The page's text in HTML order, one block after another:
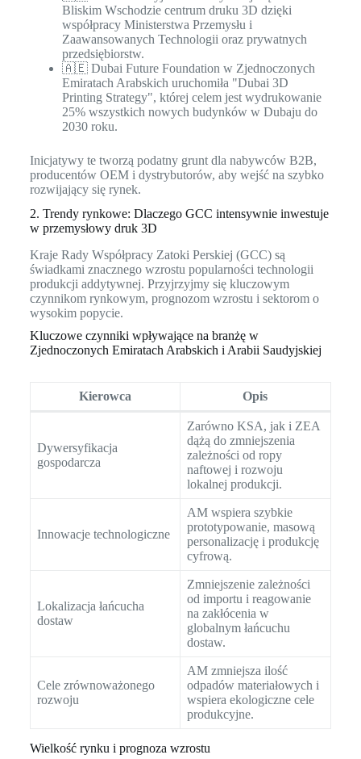
Bliskim Wschodzie centrum druku 3D dzięki
współpracy Ministerstwa Przemysłu i
Zaawansowanych Technologii oraz prywatnych
przedsiębiorstw.
🇦🇪 Dubai Future Foundation w Zjednoczonych
Emiratach Arabskich uruchomiła "Dubai 3D
Printing Strategy", której celem jest wydrukowanie
25% wszystkich nowych budynków w Dubaju do
2030 roku.
Inicjatywy te tworzą podatny grunt dla nabywców B2B,
producentów OEM i dystrybutorów, aby wejść na szybko
rozwijający się rynek.
2. Trendy rynkowe: Dlaczego GCC intensywnie inwestuje
w przemysłowy druk 3D
Kraje Rady Współpracy Zatoki Perskiej (GCC) są
świadkami znacznego wzrostu popularności technologii
produkcji addytywnej. Przyjrzyjmy się kluczowym
czynnikom rynkowym, prognozom wzrostu i sektorom o
wysokim popycie.
Kluczowe czynniki wpływające na branżę w
Zjednoczonych Emiratach Arabskich i Arabii Saudyjskiej
Kierowca Opis
Dywersyfikacja
gospodarcza
Zarówno KSA, jak i ZEA
dążą do zmniejszenia
zależności od ropy
naftowej i rozwoju
lokalnej produkcji.
Innowacje technologiczne
AM wspiera szybkie
prototypowanie, masową
personalizację i produkcję
cyfrową.
Lokalizacja łańcucha
dostaw
Zmniejszenie zależności
od importu i reagowanie
na zakłócenia w
globalnym łańcuchu
dostaw.
Cele zrównoważonego
rozwoju
AM zmniejsza ilość
odpadów materiałowych i
wspiera ekologiczne cele
produkcyjne.
Wielkość rynku i prognoza wzrostu